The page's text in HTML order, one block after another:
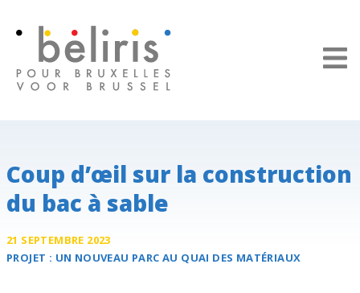
Coup d’œil sur la construction
du bac à sable
21 SEPTEMBRE 2023
PROJET : UN NOUVEAU PARC AU QUAI DES MATÉRIAUX